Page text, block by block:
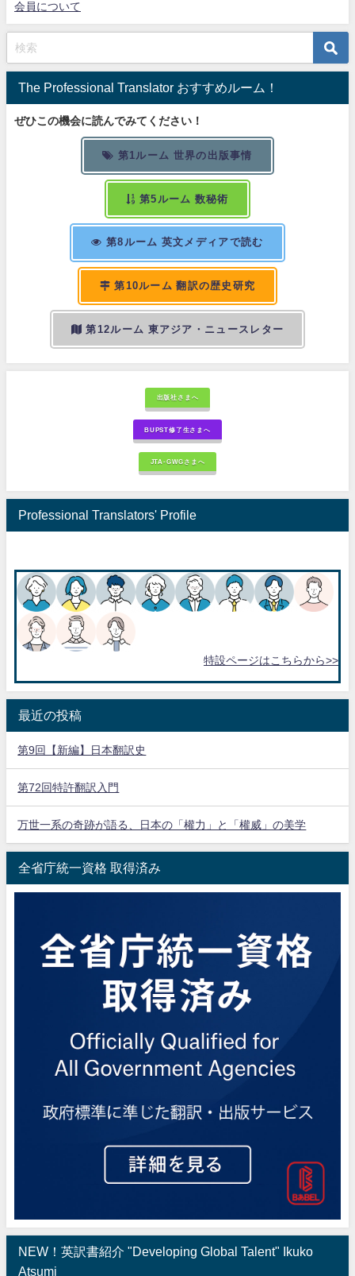
会員について
The Professional Translator おすすめルーム！
ぜひこの機会に読んでみてください！
第1ルーム 世界の出版事情
第5ルーム 数秘術
第8ルーム 英文メディアで読む
第10ルーム 翻訳の歴史研究
第12ルーム 東アジア・ニュースレター
出版社さまへ
BUPST修了生さまへ
JTA-GWGさまへ
Professional Translators' Profile
特設ページはこちらから>>
最近の投稿
第9回【新編】日本翻訳史
第72回特許翻訳入門
万世一系の奇跡が語る、日本の「權力」と「權威」の美学
全省庁統一資格 取得済み
NEW！英訳書紹介 "Developing Global Talent" Ikuko
Atsumi